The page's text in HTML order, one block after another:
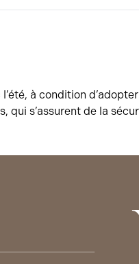
à condition
qui s’assurent de la